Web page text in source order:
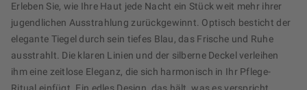
Erleben Sie, wie Ihre Haut jede Nacht ein Stück weit mehr ihrer
jugendlichen Ausstrahlung zurückgewinnt. Optisch besticht der
elegante Tiegel durch sein tiefes Blau, das Frische und Ruhe
ausstrahlt. Die klaren Linien und der silberne Deckel verleihen
ihm eine zeitlose Eleganz, die sich harmonisch in Ihr Pflege-